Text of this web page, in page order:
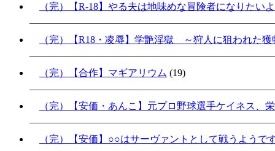
（完）【R-18】やる夫は地味めな冒険者になりたい
（完）【R18・凌辱】学艶淫獄 ～狩人に狙われた獲
（完）【合作】マギアリウム (19)
（完）【安価・あんこ】元プロ野球選手ケイネス、
（完）【安価】○○はサーヴァントとして戦うようで